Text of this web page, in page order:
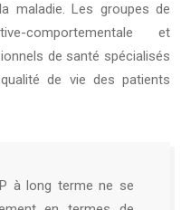
maladie. Les groupes de
comportementale et
de santé spécialisés
de vie des patients
à long terme ne se